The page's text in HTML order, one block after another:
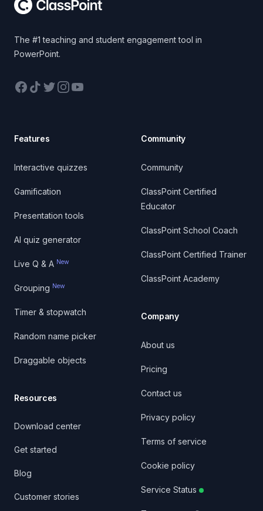
The #1 teaching and student engagement tool in
PowerPoint.
Facebook
TikTokTwitterInstagram
YouTube
Features
Interactive quizzes
Gamification
Presentation tools
AI quiz generator
Live Q & A New
Grouping New
Timer & stopwatch
Random name picker
Draggable objects
Resources
Download center
Get started
Blog
Customer stories
Community
Community
ClassPoint Certified
Educator
ClassPoint School Coach
ClassPoint Certified Trainer
ClassPoint Academy
Company
About us
Pricing
Contact us
Privacy policy
Terms of service
Cookie policy
Service Status